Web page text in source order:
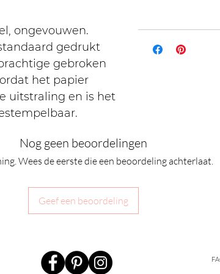
ongevouwen.
gedrukt
gebroken
het papier
uitstraling en is het
Nog geen beoordelingen
Wees de eerste die een beoordeling achterlaat.
Geef een beoordeling